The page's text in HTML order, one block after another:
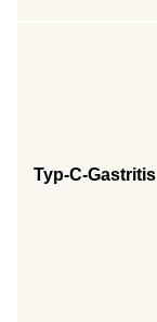
Typ-C-Gastritis